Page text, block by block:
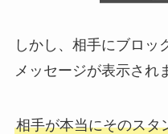
しかし、相手にブロッ
メッセージが表示され
相手が本当にそのスタ